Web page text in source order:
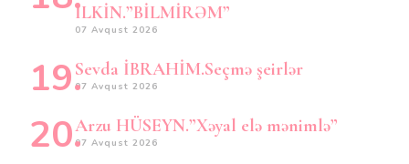
İLKİN.”BİLMİRƏM”
07 Avqust 2026
Sevda İBRAHİM.Seçmə şeirlər
07 Avqust 2026
Arzu HÜSEYN.”Xəyal elə mənimlə”
07 Avqust 2026